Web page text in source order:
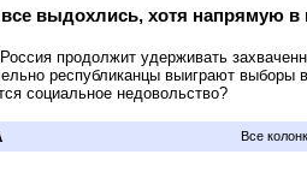
выдохлись, хотя напрямую в
продолжит удерживать
республиканцы выиграют
социальное недовольство?
Все